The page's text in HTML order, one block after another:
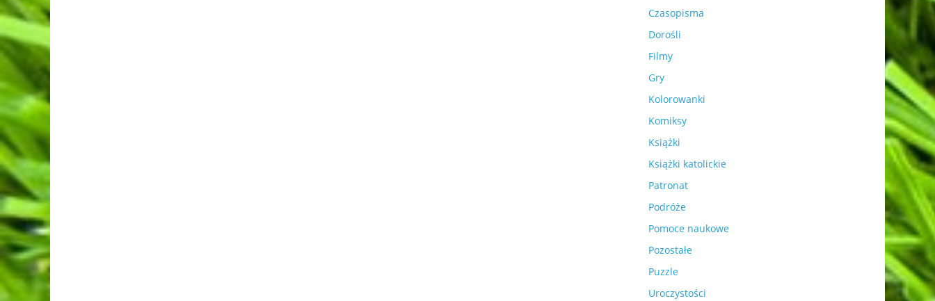
Czasopisma
Dorośli
Filmy
Gry
Kolorowanki
Komiksy
Książki
Książki katolickie
Patronat
Podróże
Pomoce naukowe
Pozostałe
Puzzle
Uroczystości